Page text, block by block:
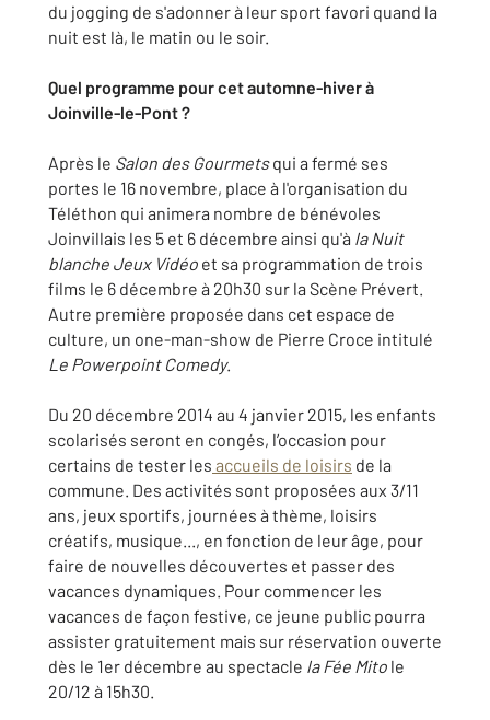
du jogging de s'adonner à leur sport favori quand la
nuit est là, le matin ou le soir.
Quel programme pour cet automne-hiver à
Joinville-le-Pont ?
Après le Salon des Gourmetsqui a fermé ses
portes le 16 novembre, place à l'organisation du
Téléthon qui animera nombre de bénévoles
Joinvillais les 5 et 6 décembre ainsi qu'à la Nuit
blanche Jeux Vidéo et sa programmation de trois
films le 6 décembre à 20h30 sur la Scène Prévert.
Autre première proposée dans cet espace de
culture, un one-man-show de Pierre Croce intitulé
Le Powerpoint Comedy.
Du 20 décembre 2014 au 4 janvier 2015, les enfants
scolarisés seront en congés, l’occasion pour
certains de tester les accueils de loisirs de la
commune. Des activités sont proposées aux 3/11
ans, jeux sportifs, journées à thème, loisirs
créatifs, musique..., en fonction de leur âge, pour
faire de nouvelles découvertes et passer des
vacances dynamiques. Pour commencer les
vacances de façon festive, ce jeune public pourra
assister gratuitement mais sur réservation ouverte
dès le 1er décembre au spectacle la Fée Mito le
20/12 à 15h30.